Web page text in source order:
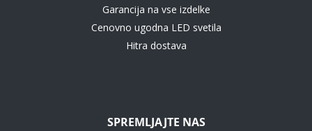
Garancija na vse izdelke
Cenovno ugodna LED svetila
Hitra dostava
SPREMLJAJTE NAS